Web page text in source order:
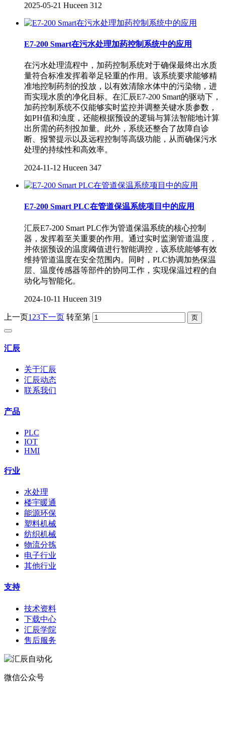
2025-05-21 Huceen 312
E7-200 Smart在污水处理加药控制系统中的应用
在污水处理流程中，加药控制系统对于确保最终出水质
量符合标准发挥着举足轻重的作用。该系统要求能够精
准地控制药剂的投放，以有效清除水体中的污染物，进
而实现水质的净化目标。在汇辰E7-200 Smart的驱动下，
加药控制系统不仅能够实时监控并调整关键水质参数，
如PH值和浊度，还能根据预设的逻辑与算法智能地计算
出所需的药剂投加量。此外，系统还整合了故障自诊
断、报警提示以及远程控制等高级功能，从而确保污水
处理的持续性和高效率。
2024-11-12 Huceen 347
E7-200 Smart PLC在管道保温系统项目中的应用
汇辰E7-200 Smart PLC作为管道保温系统的核心控制
器，发挥着至关重要的作用。通过实时监测管道温度，
并依据预设的温度阈值进行智能调控，该系统能够有效
维持管道温度在安全范围内。同时，PLC协调加热保温
层、温度传感器等部件的协同工作，实现保温过程的自
动化与智能化。
2024-10-11 Huceen 319
上一页1 23下一页 转至第
汇辰
关于汇辰
汇辰动态
联系我们
产品
PLC
IOT
HMI
行业
水处理
楼宇暖通
能源环保
塑料机械
纺织机械
物流分拣
电子行业
其他行业
支持
技术资料
下载中心
汇辰学院
售后服务
微信公众号